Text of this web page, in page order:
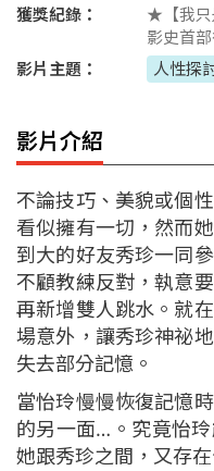
獲獎紀錄：
★【我只
影史首
影片主題：
人性探
影片介紹
不論技巧、美貌或個
看似擁有一切，然而
到大的好友秀珍一同
不顧教練反對，執意
再新增雙人跳水。就
場意外，讓秀珍神祕
失去部分記憶。
當怡玲慢慢恢復記憶
的另一面…。究竟怡
她跟秀珍之間，又存